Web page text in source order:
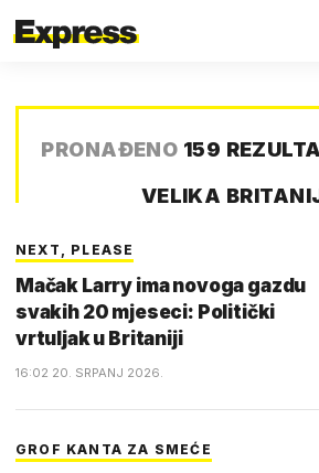
PRONAĐENO 159
VELIKA
NEXT, PLEASE
Mačak Larry ima novoga gazdu
svakih 20 mjeseci: Politički
vrtuljak u Britaniji
16:02 20. SRPANJ 2026.
GROF KANTA ZA SMEĆE